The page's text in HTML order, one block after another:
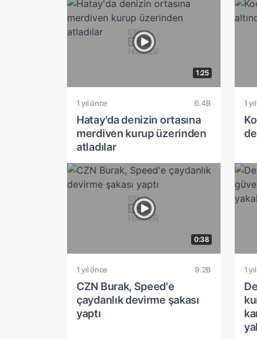
1:25
1 yıl önce 6.4B
Hatay'da denizin ortasına
merdiven kurup üzerinden
atladılar
1
0:38
1 yıl önce 9.2B
CZN Burak, Speed'e
çaydanlık devirme şakası
yaptı
1